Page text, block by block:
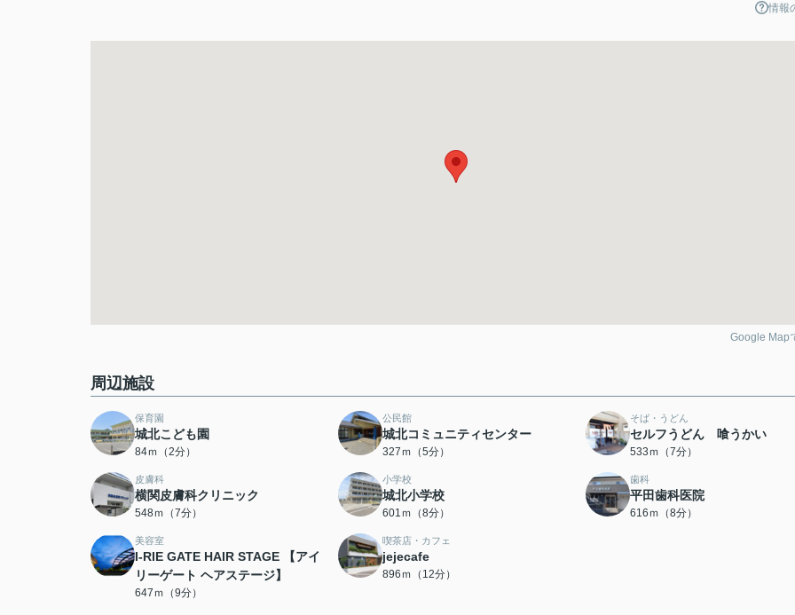
情報
Google Map
周辺施設
保育園
城北こども園
84ｍ（2分）
公民館
城北コミュニティセンター
327ｍ（5分）
そば・うどん
セルフうどん 喰うかい
533ｍ（7分）
皮膚科
横関皮膚科クリニック
548ｍ（7分）
小学校
城北小学校
601ｍ（8分）
歯科
平田歯科医院
616ｍ（8分）
美容室
I-RIE GATE HAIR STAGE 【アイ
リーゲート ヘアステージ】
647ｍ（9分）
喫茶店・カフェ
jejecafe
896ｍ（12分）